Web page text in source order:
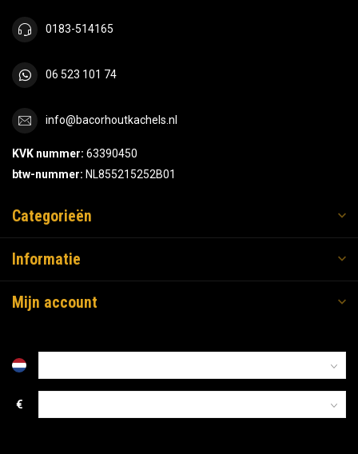
0183-514165
06 523 101 74
info@bacorhoutkachels.nl
KVK nummer: 63390450
btw-nummer: NL855215252B01
Categorieën
Informatie
Mijn account
€